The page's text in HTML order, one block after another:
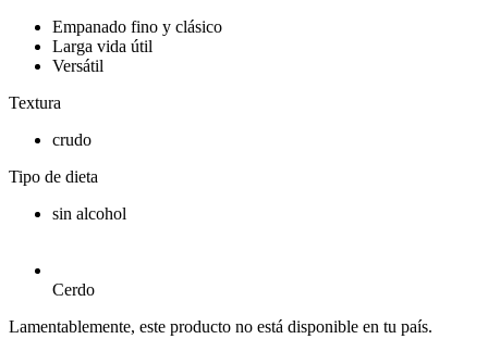
Empanado fino y clásico
Larga vida útil
Versátil
Textura
crudo
Tipo de dieta
sin alcohol
Cerdo
Lamentablemente, este producto no está disponible en tu país.